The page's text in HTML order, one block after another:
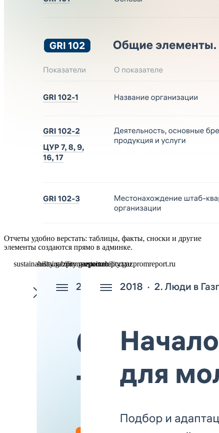
Отчеты удобно верстать: таблицы, факты, сноски и другие
элементы создаются прямо в админке.
sustainability.gazpromreport.ru
sustainability.gazpromreport.ru
sustainability.gazpromreport.ru